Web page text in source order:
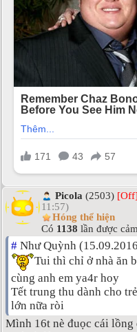
Picola (2503) [Off]
11:57)
Hóng thể hiện
Có 1138 lần được
# Như Quỳnh
Tui thì chỉ ở nhà ăn
cùng anh em ya4r hoy
Tết trung thu dành cho
lớn nữa ròi
Mình 16t nè đuọc cái lồng